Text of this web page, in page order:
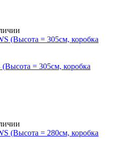
= 305см, коробка